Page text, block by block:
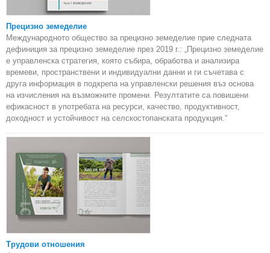
Прецизно земеделие
Международното общество за прецизно земеделие прие следната
дефиниция за прецизно земеделие през 2019 г.: „Прецизно земеделие
е управленска стратегия, която събира, обработва и анализира
времеви, пространствени и индивидуални данни и ги съчетава с
друга информация в подкрепа на управленски решения въз основа
на изчисления на възможните промени. Резултатите са повишени
ефикасност в употребата на ресурси, качество, продуктивност,
доходност и устойчивост на селскостопанската продукция.“
Трудови отношения